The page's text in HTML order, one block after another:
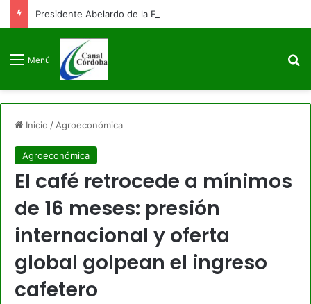
Menú
Inicio / Agroeconómica
Agroeconómica
El café retrocede a mínimos
de 16 meses: presión
internacional y oferta
global golpean el ingreso
cafetero